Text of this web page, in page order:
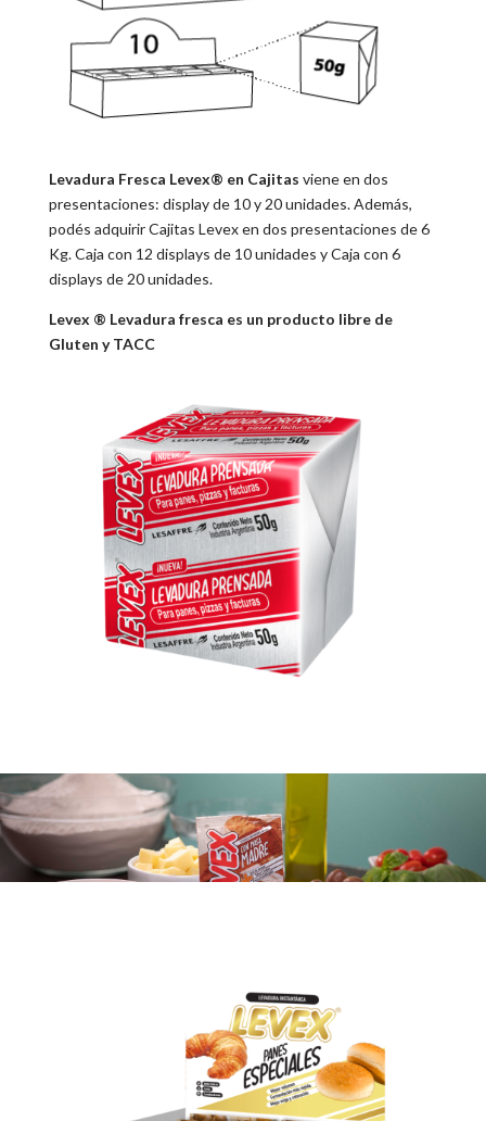
Levadura Fresca Levex® en Cajitas viene en dos
presentaciones: display de 10 y 20 unidades. Además,
podés adquirir Cajitas Levex en dos presentaciones de 6
Kg. Caja con 12 displays de 10 unidades y Caja con 6
displays de 20 unidades.
Levex ® Levadura fresca es un producto libre de
Gluten y TACC